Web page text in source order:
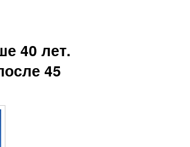
40 лет.
45